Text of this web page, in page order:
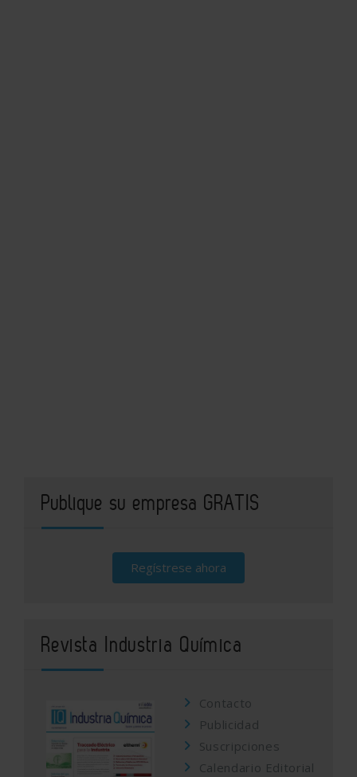
Publique su empresa GRATIS
Regístrese ahora
Revista Industria Química
Contacto
Publicidad
Suscripciones
Calendario Editorial